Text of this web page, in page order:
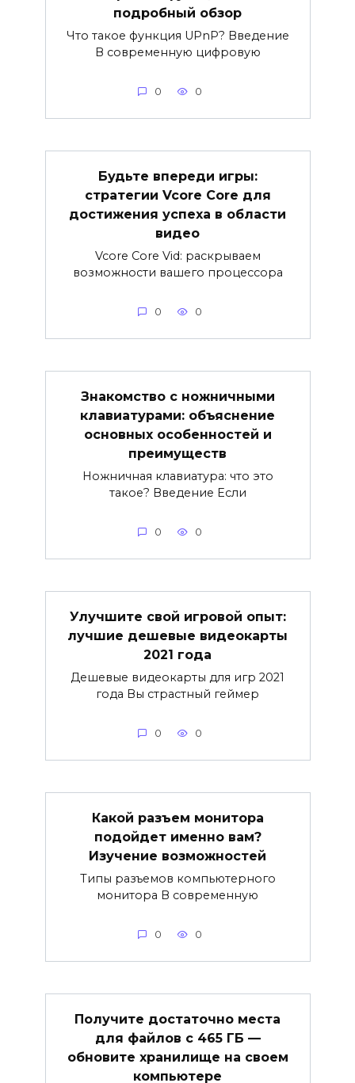
подробный обзор
Что такое функция UPnP? Введение
В современную цифровую
0 0
Будьте впереди игры:
стратегии Vcore Core для
достижения успеха в области
видео
Vcore Core Vid: раскрываем
возможности вашего процессора
0 0
Знакомство с ножничными
клавиатурами: объяснение
основных особенностей и
преимуществ
Ножничная клавиатура: что это
такое? Введение Если
0 0
Улучшите свой игровой опыт:
лучшие дешевые видеокарты
2021 года
Дешевые видеокарты для игр 2021
года Вы страстный геймер
0 0
Какой разъем монитора
подойдет именно вам?
Изучение возможностей
Типы разъемов компьютерного
монитора В современную
0 0
Получите достаточно места
для файлов с 465 ГБ —
обновите хранилище на своем
компьютере